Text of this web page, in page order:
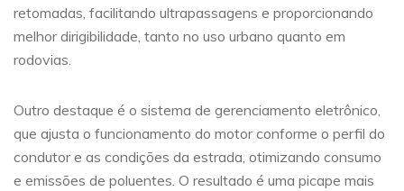
retomadas, facilitando ultrapassagens e proporcionando
melhor dirigibilidade, tanto no uso urbano quanto em
rodovias.
Outro destaque é o sistema de gerenciamento eletrônico,
que ajusta o funcionamento do motor conforme o perfil do
condutor e as condições da estrada, otimizando consumo
e emissões de poluentes. O resultado é uma picape mais